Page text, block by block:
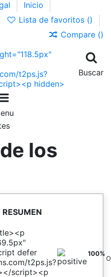
Inicio
Lista de favoritos ()
Compare ()
Buscar
los
RESUMEN
100%